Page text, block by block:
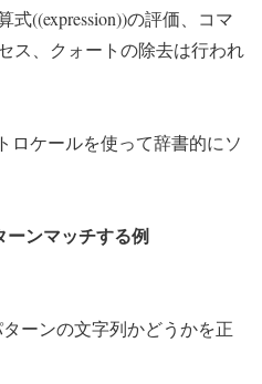
((expression))の評価、コマ
ス、クォートの除去は行われ
ロケールを使って辞書的にソ
ーンマッチする例
ーンの文字列かどうかを正